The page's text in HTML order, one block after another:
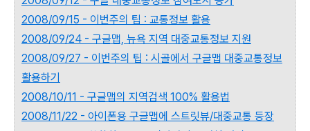
2008/09/15 - 이번주의 팁 : 교통정보 활용
2008/09/24 - 구글맵, 뉴욕 지역 대중교통정보 지원
2008/09/27 - 이번주의 팁 : 시골에서 구글맵 대중교통정보
활용하기
2008/10/11 - 구글맵의 지역검색 100% 활용법
2008/11/22 - 아이폰용 구글맵에 스트릿뷰/대중교통 등장